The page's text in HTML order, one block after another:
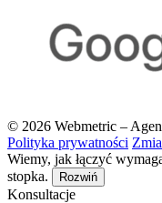
© 2026 Webmetric –
Polityka prywatności
Wiemy, jak łączyć
stopka.
Rozwiń
Konsultacje